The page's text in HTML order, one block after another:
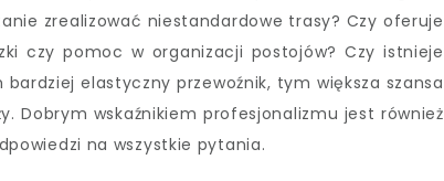
zrealizować niestandardowe trasy? Czy oferuje
czy pomoc w organizacji postojów? Czy istnieje
elastyczny przewoźnik, tym większa szansa
Dobrym wskaźnikiem profesjonalizmu jest również
na wszystkie pytania.